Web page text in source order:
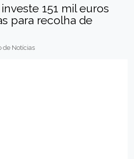
151 mil euros
para recolha de
de Notícias